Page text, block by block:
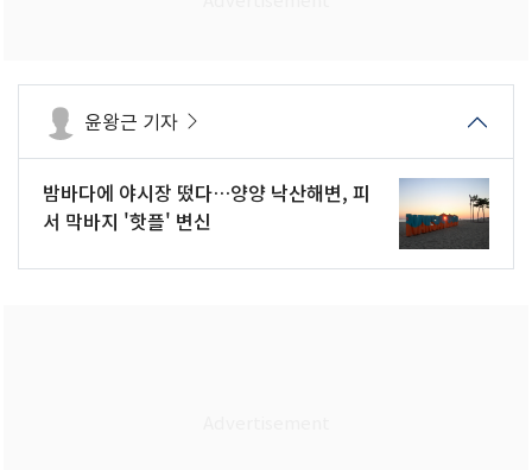
윤왕근 기자
밤바다에 야시장 떴다…양양 낙산해변, 피
서 막바지 '핫플' 변신